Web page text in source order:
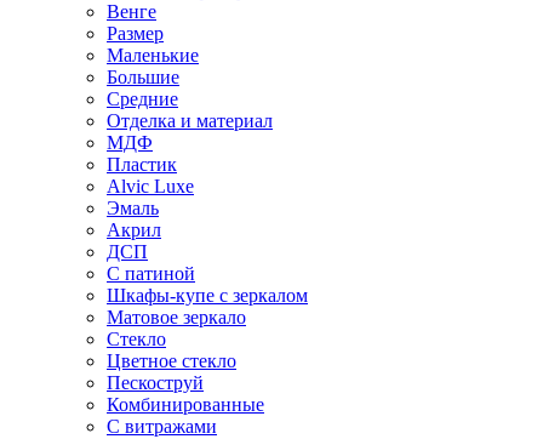
Венге
Размер
Маленькие
Большие
Средние
Отделка и материал
МДФ
Пластик
Alvic Luxe
Эмаль
Акрил
ДСП
С патиной
Шкафы-купе с зеркалом
Матовое зеркало
Стекло
Цветное стекло
Пескоструй
Комбинированные
С витражами